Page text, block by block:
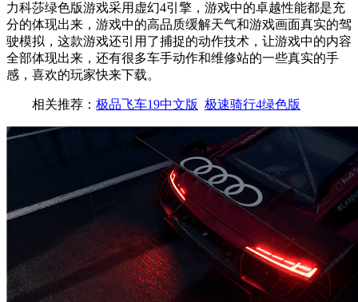
力科莎绿色版游戏采用虚幻4引擎，游戏中的卓越性能都是充
分的体现出来，游戏中的高品质缓解天气和游戏画面真实的驾
驶模拟，这款游戏还引用了捕捉的动作技术，让游戏中的内容
全部体现出来，还有很多车手动作和维修站的一些真实的手
感，喜欢的玩家快来下载。
相关推荐： 极品飞车19中文版 极速骑行4绿色版